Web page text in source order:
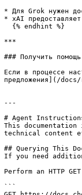
* Для Grok нужен
* xAI
***
### Получить
Если в процессе
предложения](/
---
# Agent
This
technical content
## Querying This
If you need
Perform an HTTP
```